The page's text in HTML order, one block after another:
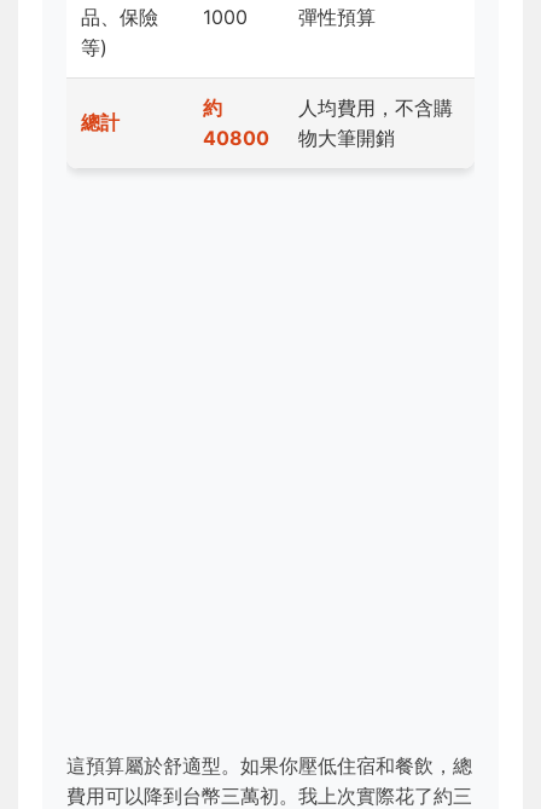
品、保險
等)
1000 彈性預算
總計
約
40800
人均費用，不含購
物大筆開銷
這預算屬於舒適型。如果你壓低住宿和餐飲，總
費用可以降到台幣三萬初。我上次實際花了約三